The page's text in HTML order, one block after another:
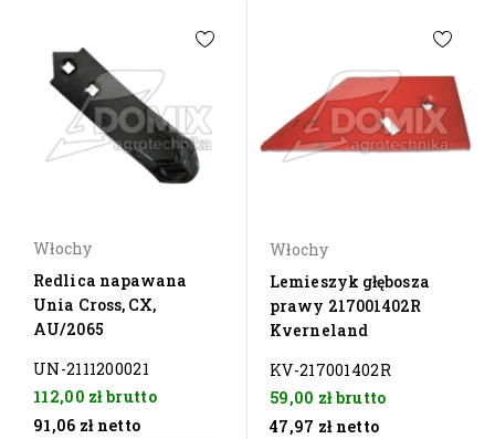
Włochy
Redlica napawana
Unia Cross, CX,
AU/2065
UN-2111200021
112,00 złbrutto
91,06 zł netto
Włochy
Lemieszyk głębosza
prawy 217001402R
Kverneland
KV-217001402R
59,00 złbrutto
47,97 zł netto